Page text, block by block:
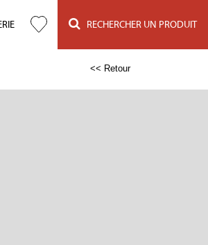
RECHERCHER UN PRODUIT
<< Retour